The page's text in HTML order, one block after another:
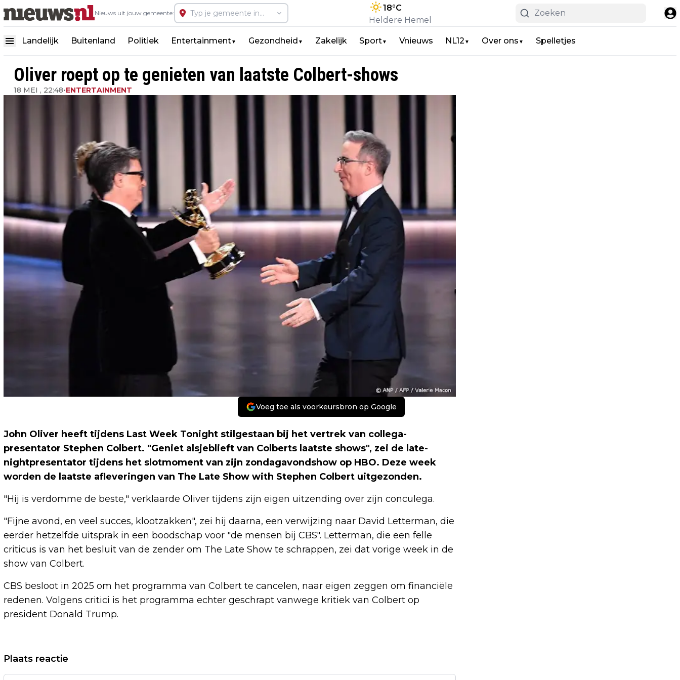
Nieuws uit jouw gemeente:
18°C
Heldere Hemel
Landelijk Buitenland Politiek Entertainment▼ Gezondheid ▼ Zakelijk Sport▼ Vnieuws NL12 ▼ Over ons ▼ Spelletjes
Oliver roept op te genieten van laatste Colbert-shows
18 MEI , 22:48•ENTERTAINMENT
Voeg toe als voorkeursbron op Google
John Oliver heeft tijdens Last Week Tonight stilgestaan bij het vertrek van collega-
presentator Stephen Colbert. "Geniet alsjeblieft van Colberts laatste shows", zei de late-
nightpresentator tijdens het slotmoment van zijn zondagavondshow op HBO. Deze week
worden de laatste afleveringen van The Late Show with Stephen Colbert uitgezonden.
"Hij is verdomme de beste," verklaarde Oliver tijdens zijn eigen uitzending over zijn conculega.
"Fijne avond, en veel succes, klootzakken", zei hij daarna, een verwijzing naar David Letterman, die
eerder hetzelfde uitsprak in een boodschap voor "de mensen bij CBS". Letterman, die een felle
criticus is van het besluit van de zender om The Late Show te schrappen, zei dat vorige week in de
show van Colbert.
CBS besloot in 2025 om het programma van Colbert te cancelen, naar eigen zeggen om financiële
redenen. Volgens critici is het programma echter geschrapt vanwege kritiek van Colbert op
president Donald Trump.
Vorig artikel
JUSTITIE MINNESOTA VERVOLGT ICE- JAFAR PANAHI OPGEROEPEN OM VOOR
Plaats reactie